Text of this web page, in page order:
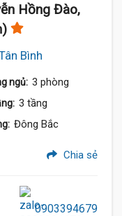
Hồng Đào,
Bình
ngủ: 3 phòng
3 tầng
Đông Bắc
Chia sẻ
0903394679